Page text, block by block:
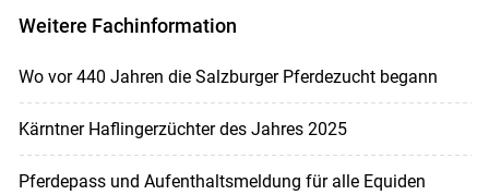
Weitere Fachinformation
Wo vor 440 Jahren die Salzburger Pferdezucht begann
Kärntner Haflingerzüchter des Jahres 2025
Pferdepass und Aufenthaltsmeldung für alle Equiden